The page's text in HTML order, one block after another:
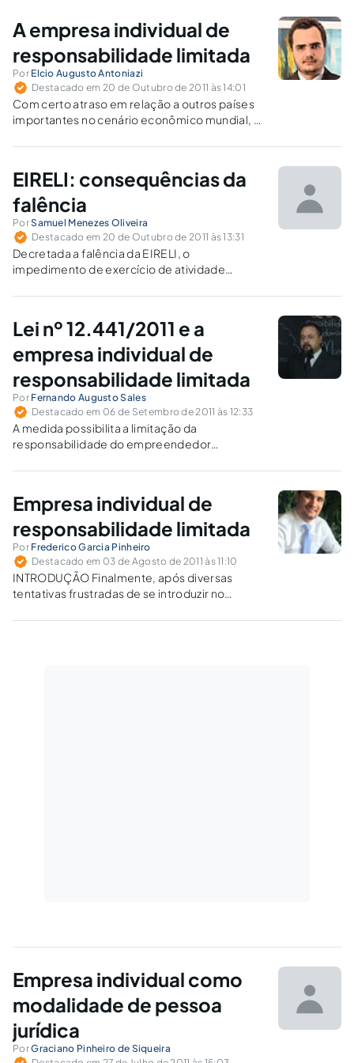
A empresa individual de
responsabilidade limitada
Por Elcio Augusto Antoniazi
Destacado em 20 de Outubro de 2011 às 14:01
Com certo atraso em relação a outros países
importantes no cenário econômico mundial, o
atividade empresária por uma única pessoa,
EIRELI: consequências da
falência
PorSamuel Menezes Oliveira
Destacado em 20 de Outubro de 2011 às 13:31
Decretada a falência da EIRELI, o
impedimento de exercício de atividade
sua continuidade ou mesmo novo registro
encerramento da falência.
Lei nº 12.441/2011 e a
empresa individual de
responsabilidade limitada
Por Fernando Augusto Sales
Destacado em 06 de Setembro de 2011 às 12:33
A medida possibilita a limitação da
responsabilidade do empreendedor
contratar sociedade.
Empresa individual de
responsabilidade limitada
Por Frederico Garcia Pinheiro
Destacado em 03 de Agosto de 2011 às 11:10
INTRODUÇÃO Finalmente, após diversas
tentativas frustradas de se introduzir no
hipótese de limitação da responsabilidade
Empresa individual como
modalidade de pessoa
jurídica
PorGraciano Pinheiro de Siqueira